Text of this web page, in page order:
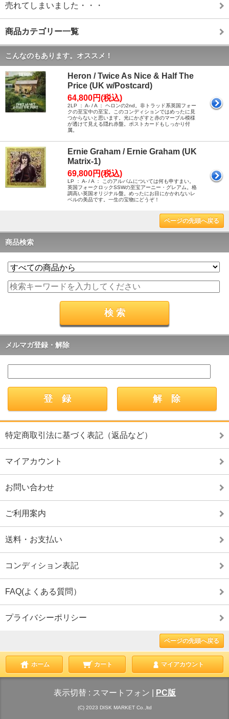
売れてしまいました・・・
商品カテゴリー一覧
こんなのもあります。オススメ！
Heron / Twice As Nice & Half The
Price (UK w/Postcard)
64,800円(税込)
2LP ： A- / A ： ヘロンの2nd。非トラッド系英国フォー
クの至宝中の至宝。このコンディションではめったに見
つからないと思います。光にかざすと赤のマーブル模様
が透けて見える隠れ赤盤。ポストカードもしっかり付
属。
Ernie Graham / Ernie Graham (UK
Matrix-1)
69,800円(税込)
LP ： A- / A ： このアルバムについては何も申すまい。
英国フォークロックSSWの至宝アーニー・グレアム。格
調高い英国オリジナル盤。めったにお目にかかれないレ
ベルの美品です。一生の宝物にどうぞ！
ページの先頭へ戻る
商品検索
メルマガ登録・解除
特定商取引法に基づく表記（返品など）
マイアカウント
お問い合わせ
ご利用案内
送料・お支払い
コンディション表記
FAQ(よくある質問）
プライバシーポリシー
ページの先頭へ戻る
ホーム カート マイアカウント
表示切替 : スマートフォン PC版
(C) 2023 DISK MARKET Co.,ltd